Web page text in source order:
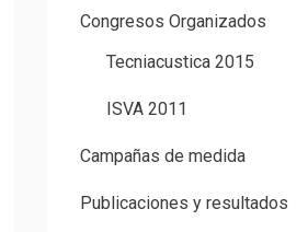
Congresos Organizados
Tecniacustica 2015
ISVA 2011
Campañas de medida
Publicaciones y resultados